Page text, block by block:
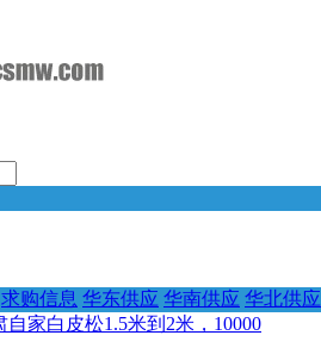
求购信息 华东供应 华南供应 华北供应
自家白皮松1.5米到2米，10000